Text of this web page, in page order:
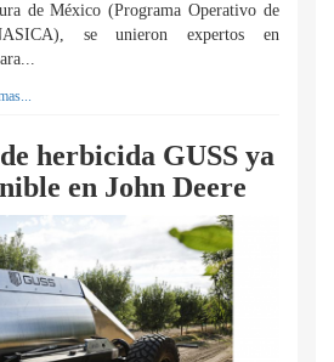
de México (Programa Operativo de
se unieron expertos en
herbicida GUSS ya
en John Deere